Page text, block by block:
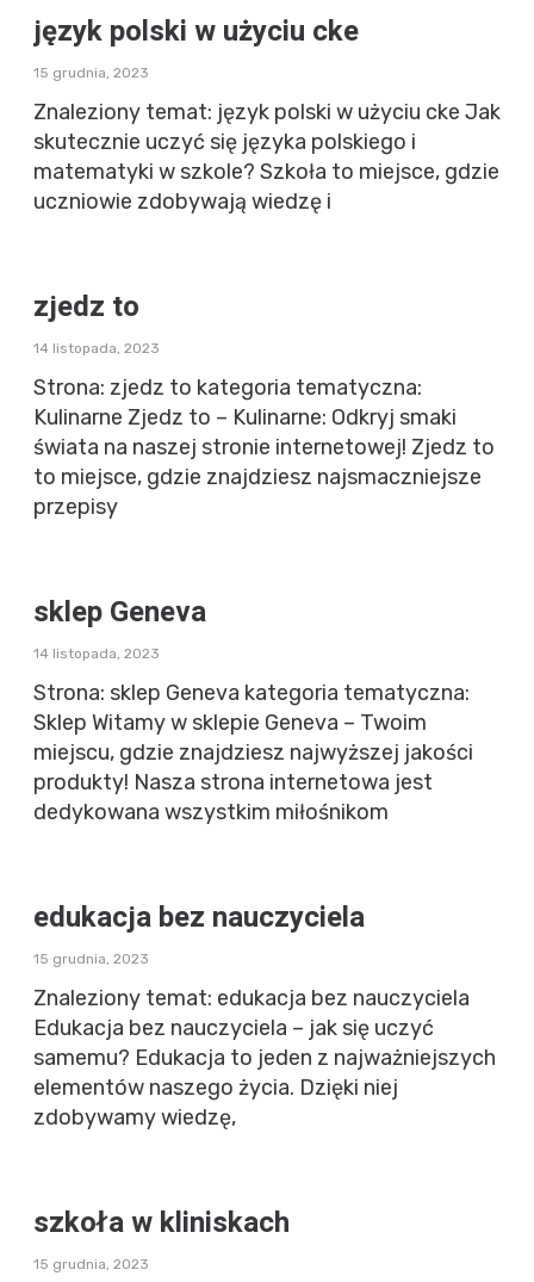
język polski w użyciu cke
15 grudnia, 2023
Znaleziony temat: język polski w użyciu cke Jak
skutecznie uczyć się języka polskiego i
matematyki w szkole? Szkoła to miejsce, gdzie
uczniowie zdobywają wiedzę i
zjedz to
14 listopada, 2023
Strona: zjedz to kategoria tematyczna:
Kulinarne Zjedz to – Kulinarne: Odkryj smaki
świata na naszej stronie internetowej! Zjedz to
to miejsce, gdzie znajdziesz najsmaczniejsze
przepisy
sklep Geneva
14 listopada, 2023
Strona: sklep Geneva kategoria tematyczna:
Sklep Witamy w sklepie Geneva – Twoim
miejscu, gdzie znajdziesz najwyższej jakości
produkty! Nasza strona internetowa jest
dedykowana wszystkim miłośnikom
edukacja bez nauczyciela
15 grudnia, 2023
Znaleziony temat: edukacja bez nauczyciela
Edukacja bez nauczyciela – jak się uczyć
samemu? Edukacja to jeden z najważniejszych
elementów naszego życia. Dzięki niej
zdobywamy wiedzę,
szkoła w kliniskach
15 grudnia, 2023